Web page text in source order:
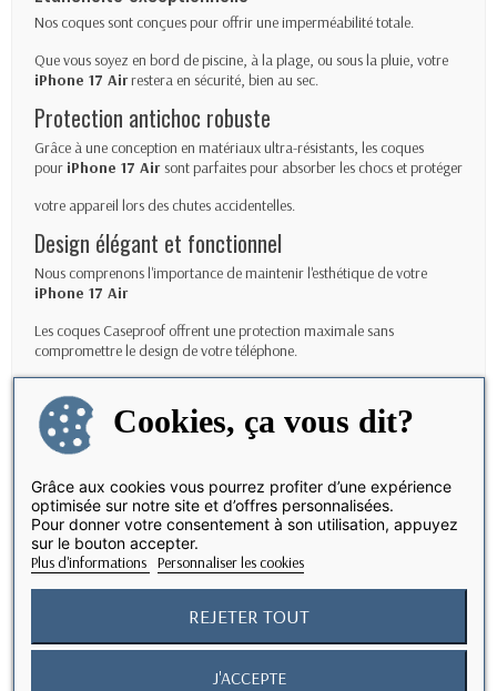
Nos coques sont conçues pour offrir une imperméabilité totale.
Que vous soyez en bord de piscine, à la plage, ou sous la pluie, votre
iPhone 17 Airrestera en sécurité, bien au sec.
Protection antichoc robuste
Grâce à une conception en matériaux ultra-résistants, les coques
pour iPhone 17 Air sont parfaites pour absorber les chocs et protéger
votre appareil lors des chutes accidentelles.
Design élégant et fonctionnel
Nous comprenons l'importance de maintenir l'esthétique de votre
iPhone 17 Air
Les coques Caseproof offrent une protection maximale sans
compromettre le design de votre téléphone.
Caractéristiques
Étanchéité IP68
Protégez votre
Protection contre les chutes jusqu'à 2 mètres :
Conçues pour surpasser les normes de test de chute militaire.
Accès complet aux fonctions :
compris la recharge sans fil et les boutons latéraux.
Cookies, ça vous dit?
Grâce aux cookies vous pourrez profiter d’une expérience
optimisée sur notre site et d’offres personnalisées.
Pour donner votre consentement à son utilisation, appuyez
sur le bouton accepter.
Plus d'informations Personnaliser les cookies
REJETER TOUT
J'ACCEPTE